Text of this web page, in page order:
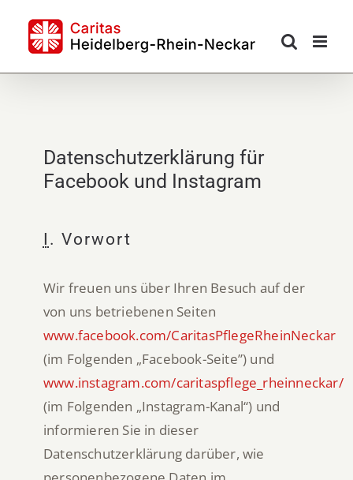
content
Datenschutzerklärung für
Facebook und Instagram
I . Vorwort
Wir freuen uns über Ihren Besuch auf der
von uns betriebenen Seiten
www.facebook.com/CaritasPflegeRheinNeckar
(im Folgenden „Facebook-Seite”) und
www.instagram.com/caritaspflege_rheinneckar/
(im Folgenden „Instagram-Kanal“) und
informieren Sie in dieser
Datenschutzerklärung darüber, wie